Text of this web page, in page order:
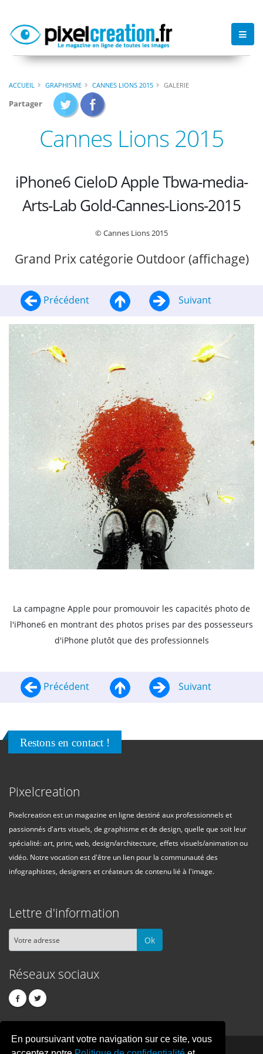
En poursuivant votre navigation sur ce site, vous
ACCUEIL GRAPHISME CANNES LIONS 2015 GALERIE
Partager
Cannes Lions 2015
iPhone6 CieloD Apple Tbwa-media-
Arts-Lab Gold-Cannes-Lions-2015
© Cannes Lions 2015
Grand Prix catégorie Outdoor (affichage)
Précédent Suivant
La campagne Apple pour promouvoir les capacités photo de
l'iPhone6 en montrant des photos prises par des possesseurs
d'iPhone plutôt que des professionnels
Précédent Suivant
Restons en contact !
Pixelcreation
Pixelcreation est un magazine en ligne destiné aux professionnels et
passionnés d'arts visuels, de graphisme et de design, quelle que soit leur
spécialité: art, print, web, design/architecture, effets visuels/animation ou
vidéo. Notre vocation est d'être un lien pour la communauté des
infographistes, designers et créateurs de contenu lié à l'image.
Lettre d'information
Ok
Réseaux sociaux